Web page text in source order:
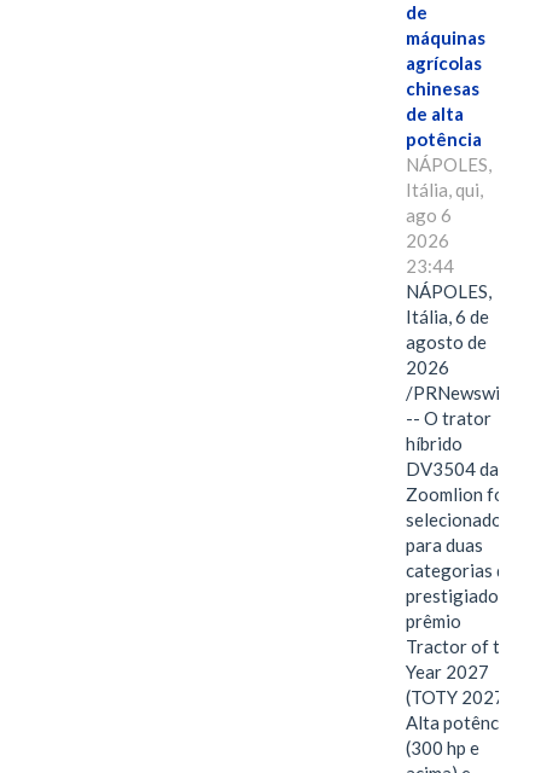
de
máquinas
agrícolas
chinesas
de alta
potência
NÁPOLES,
Itália, qui,
ago 6
2026
23:44
NÁPOLES,
Itália, 6 de
agosto de
2026
/PRNewswire/
-- O trator
híbrido
DV3504 da
Zoomlion foi
selecionado
para duas
categorias do
prestigiado
prêmio
Tractor of the
Year 2027
(TOTY 2027:
Alta potência
(300 hp e